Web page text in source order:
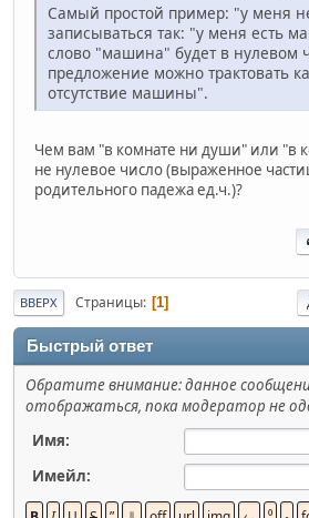
Самый простой пример: "у меня
записываться так: "у меня есть
слово "машина" будет в нулевом
предложение можно трактовать
отсутствие машины".
Чем вам "в комнате ни души" или "в
не нулевое число (выраженное
родительного падежа ед.ч.)?
ВВЕРХ Страницы 1
Быстрый ответ
Обратите внимание: данное
отображаться, пока модератор не
Имя:
Имейл: